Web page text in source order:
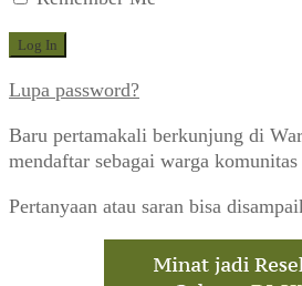
Lupa password?
Baru pertamakali berkunjung di
mendaftar sebagai warga komunitas
Pertanyaan atau saran bisa